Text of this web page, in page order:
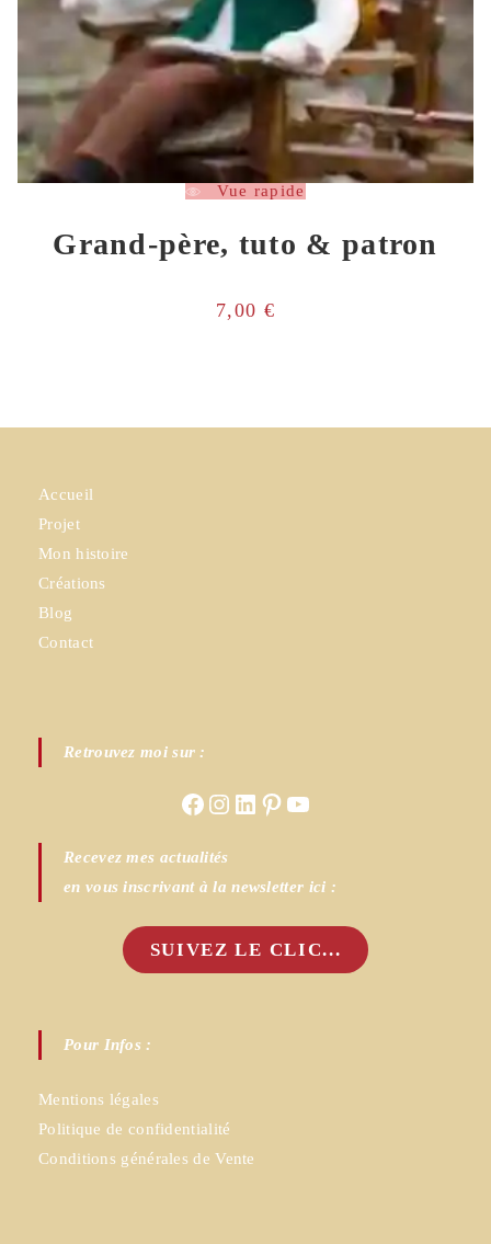
Vue rapide
Grand-père, tuto & patron
7,00 €
Accueil
Projet
Mon histoire
Créations
Blog
Contact
Retrouvez moi sur :
FacebookInstagram
LinkedIn
PinterestYouTube
Recevez mes actualités
en vous inscrivant à la newsletter ici :
SUIVEZ LE CLIC...
Pour Infos :
Mentions légales
Politique de confidentialité
Conditions générales de Vente